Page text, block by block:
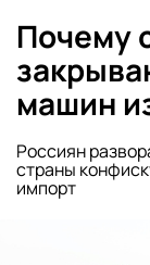
Почему
машин
Россиян
страны
импорт